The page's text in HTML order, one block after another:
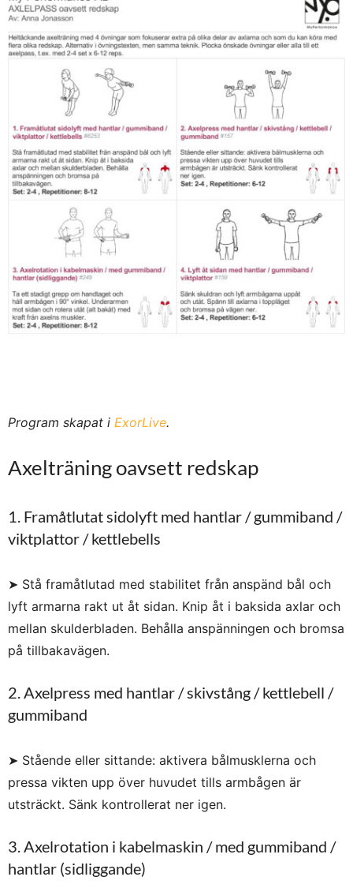
Program skapat i ExorLive.
Axelträning oavsett redskap
1. Framåtlutat sidolyft med hantlar / gummiband /
viktplattor / kettlebells
➤ Stå framåtlutad med stabilitet från anspänd bål och
lyft armarna rakt ut åt sidan. Knip åt i baksida axlar och
mellan skulderbladen. Behålla anspänningen och bromsa
på tillbakavägen.
2. Axelpress med hantlar / skivstång / kettlebell /
gummiband
➤ Stående eller sittande: aktivera bålmusklerna och
pressa vikten upp över huvudet tills armbågen är
utsträckt. Sänk kontrollerat ner igen.
3. Axelrotation i kabelmaskin / med gummiband /
hantlar (sidliggande)